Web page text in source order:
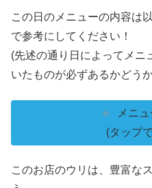
この日のメニューの内容は
で参考にしてください！
(先述の通り日によってメニ
いたものが必ずあるかどう
メニ
(タップ
このお店のウリは、豊富な